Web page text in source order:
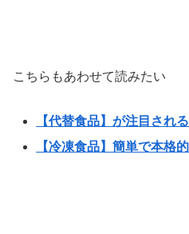
こちらもあわせて読みたい
【代替食品】が注目され
【冷凍食品】簡単で本格